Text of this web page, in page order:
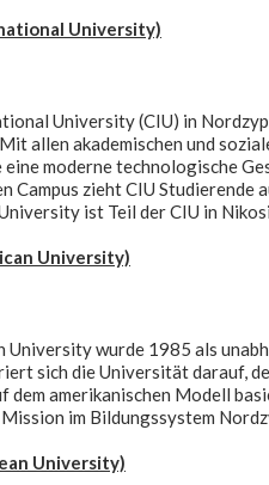
University)
University (CIU) in
allen akademischen und
eine moderne technologische
Campus zieht CIU
ist Teil der CIU in
University)
University wurde 1985 als
sich die Universität darauf,
dem amerikanischen Modell
im Bildungssystem
University)